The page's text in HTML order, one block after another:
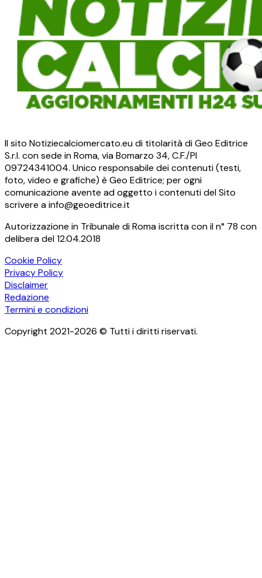
Il sito Notiziecalciomercato.eu di titolarità di Geo Editrice
S.r.l. con sede in Roma, via Bomarzo 34, C.F./PI
09724341004. Unico responsabile dei contenuti (testi,
foto, video e grafiche) è Geo Editrice; per ogni
comunicazione avente ad oggetto i contenuti del Sito
scrivere a info@geoeditrice.it
Autorizzazione in Tribunale di Roma iscritta con il n° 78 con
delibera del 12.04.2018
Cookie Policy
Privacy Policy
Disclaimer
Redazione
Termini e condizioni
Copyright 2021-2026 © Tutti i diritti riservati.